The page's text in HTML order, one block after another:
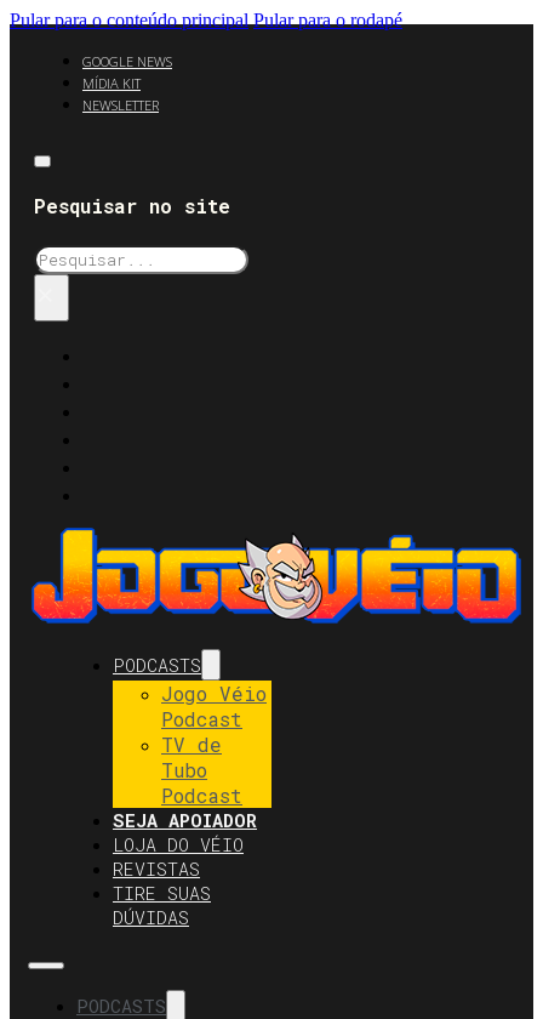
Pular para o conteúdo principal Pular para o rodapé
GOOGLE NEWS
MÍDIA KIT
NEWSLETTER
Pesquisar no site
Pesquisar
PODCASTS
Jogo Véio
Podcast
TV de
Tubo
Podcast
SEJA APOIADOR
LOJA DO VÉIO
REVISTAS
TIRE SUAS
DÚVIDAS
PODCASTS